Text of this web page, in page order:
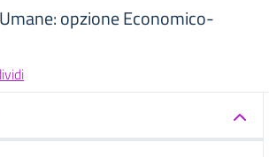
opzione Economico-